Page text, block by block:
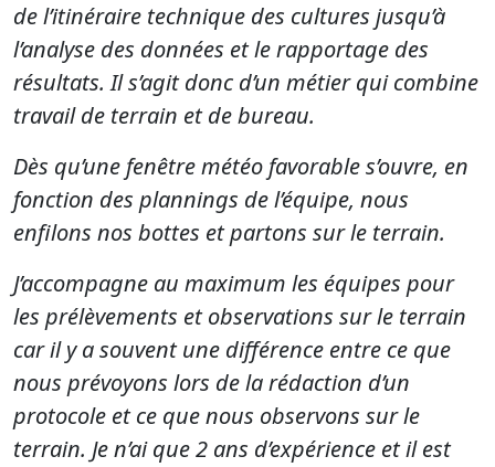
de l’itinéraire technique des cultures jusqu’à
l’analyse des données et le rapportage des
résultats. Il s’agit donc d’un métier qui combine
travail de terrain et de bureau.
Dès qu’une fenêtre météo favorable s’ouvre, en
fonction des plannings de l’équipe, nous
enfilons nos bottes et partons sur le terrain.
J’accompagne au maximum les équipes pour
les prélèvements et observations sur le terrain
car il y a souvent une différence entre ce que
nous prévoyons lors de la rédaction d’un
protocole et ce que nous observons sur le
terrain. Je n’ai que 2 ans d’expérience et il est